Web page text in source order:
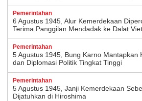
Pemerintahan
6 Agustus 1945, Alur Kemerdekaan
Terima Panggilan Mendadak ke Dalat
Pemerintahan
5 Agustus 1945, Bung Karno Mantapkan
dan Diplomasi Politik Tingkat Tinggi
Pemerintahan
5 Agustus 1945, Janji Kemerdekaan
Dijatuhkan di Hiroshima